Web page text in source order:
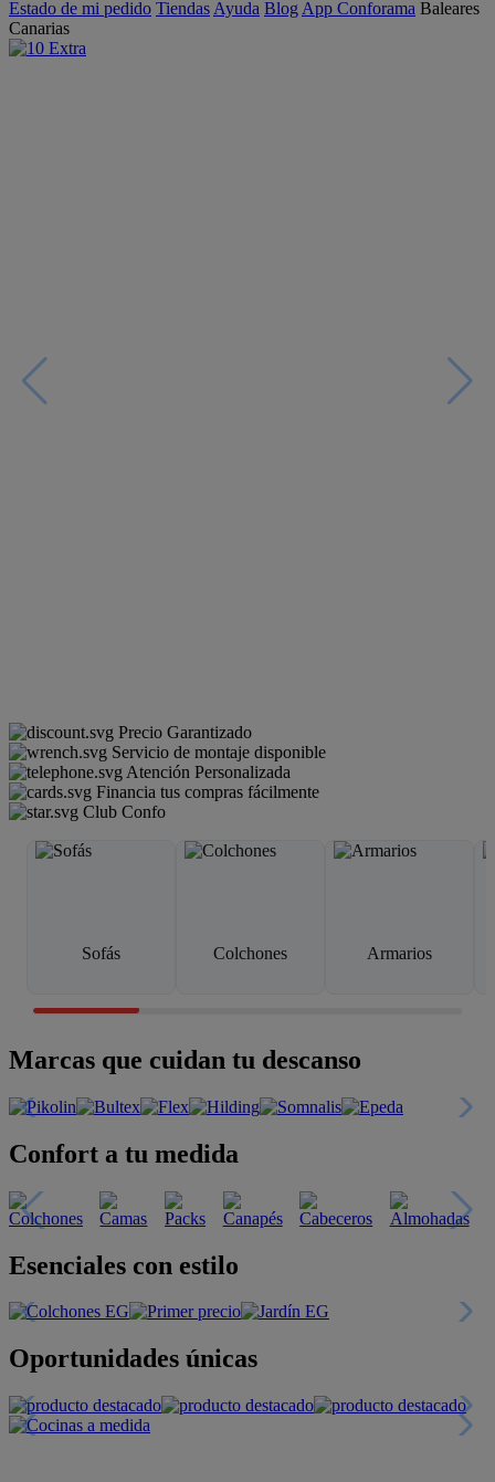
Estado de mi pedido Tiendas Ayuda Blog App Conforama Baleares
Canarias
Precio Garantizado
Servicio de montaje disponible
Atención Personalizada
Financia tus compras fácilmente
Club Confo
Sofás Colchones Armarios
Marcas que cuidan tu descanso
Confort a tu medida
Esenciales con estilo
Oportunidades únicas